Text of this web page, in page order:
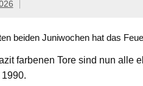
beiden Juniwochen hat das
farbenen Tore sind nun alle